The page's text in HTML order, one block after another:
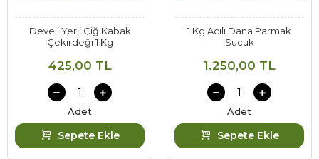
Develi Yerli Çiğ Kabak
Çekirdeği 1 Kg
425,00 TL
Adet
Sepete Ekle
1 Kg Acılı Dana Parmak
Sucuk
1.250,00 TL
Adet
Sepete Ekle